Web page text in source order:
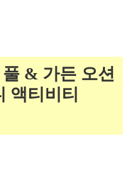
& 가든 오션
액티비티